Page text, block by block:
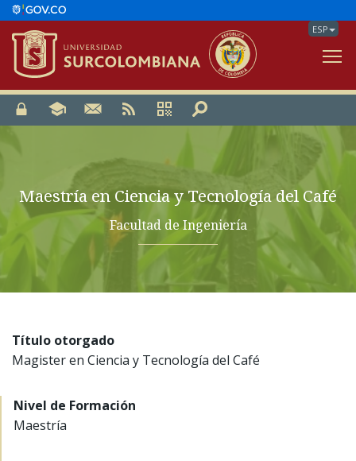
ESP
Maestría en Ciencia y Tecnología del Café
Facultad de Ingeniería
Título otorgado
Magister en Ciencia y Tecnología del Café
Nivel de Formación
Maestría